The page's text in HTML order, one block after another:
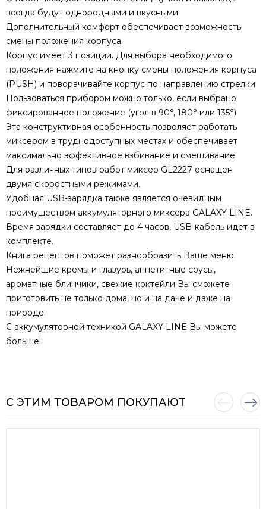
всегда будут однородными и вкусными.
Дополнительный комфорт обеспечивает возможность
смены положения корпуса.
Корпус имеет 3 позиции. Для выбора необходимого
положения нажмите на кнопку смены положения корпуса
(PUSH) и поворачивайте корпус по направлению стрелки.
Пользоваться прибором можно только, если выбрано
фиксированное положение (угол в 90°, 180° или 135°).
Эта конструктивная особенность позволяет работать
миксером в труднодоступных местах и обеспечивает
максимально эффективное взбивание и смешивание.
Для различных типов работ миксер GL2227 оснащен
двумя скоростными режимами.
Удобная USB-зарядка также является очевидным
преимуществом аккумуляторного миксера GALAXY LINE.
Время зарядки составляет до 4 часов, USB-кабель идет в
комплекте.
Книга рецептов поможет разнообразить Ваше меню.
Нежнейшие кремы и глазурь, аппетитные соусы,
ароматные блинчики, свежие коктейли Вы сможете
приготовить не только дома, но и на даче и даже на
природе.
С аккумуляторной техникой GALAXY LINE Вы можете
больше!
С ЭТИМ ТОВАРОМ ПОКУПАЮТ